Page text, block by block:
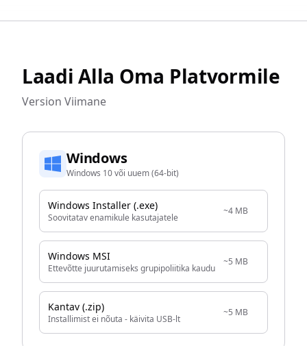
Laadi Alla Oma Platvormile
Version Viimane
Windows
Windows 10 või uuem (64-bit)
Windows Installer (.exe)
Soovitatav enamikule kasutajatele
~4 MB
Windows MSI
Ettevõtte juurutamiseks grupipoliitika kaudu
~5 MB
Kantav (.zip)
Installimist ei nõuta - käivita USB-lt
~5 MB